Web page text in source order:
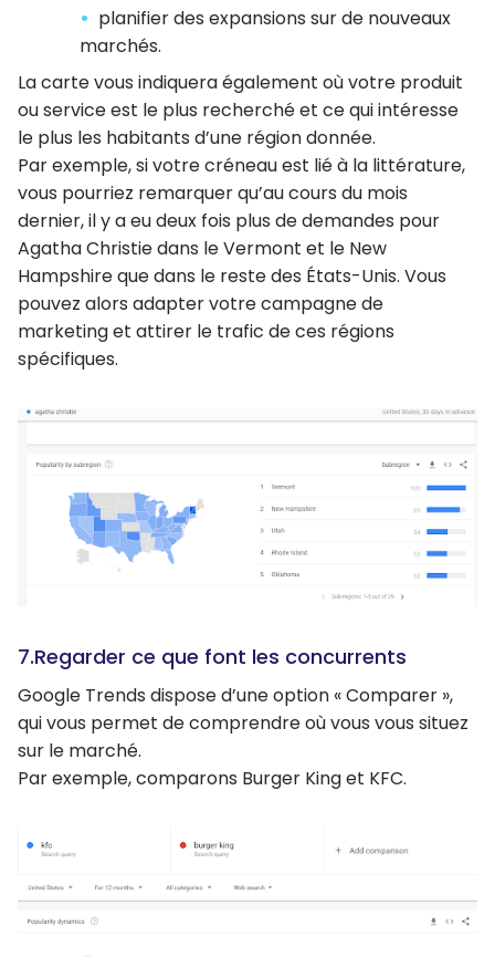
planifier des expansions sur de nouveaux
marchés.
La carte vous indiquera également où votre produit
ou service est le plus recherché et ce qui intéresse
le plus les habitants d’une région donnée.
Par exemple, si votre créneau est lié à la littérature,
vous pourriez remarquer qu’au cours du mois
dernier, il y a eu deux fois plus de demandes pour
Agatha Christie dans le Vermont et le New
Hampshire que dans le reste des États-Unis. Vous
pouvez alors adapter votre campagne de
marketing et attirer le trafic de ces régions
spécifiques.
7.Regarder ce que font les concurrents
Google Trends dispose d’une option « Comparer »,
qui vous permet de comprendre où vous vous situez
sur le marché.
Par exemple, comparons Burger King et KFC.